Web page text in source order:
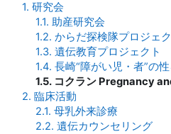
1. 研究会
1.1. 助産研究会
1.2. からだ探検隊プロジェ
1.3. 遺伝教育プロジェクト
1.4. 長崎“障がい児・者”の
1.5. コクラン Pregnancy
2. 臨床活動
2.1. 母乳外来診療
2.2. 遺伝カウンセリング